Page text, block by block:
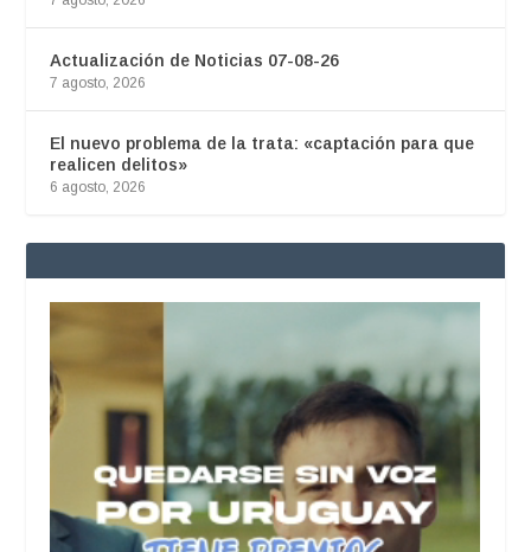
Actualización de Noticias 07-08-26
7 agosto, 2026
El nuevo problema de la trata: «captación para que
realicen delitos»
6 agosto, 2026